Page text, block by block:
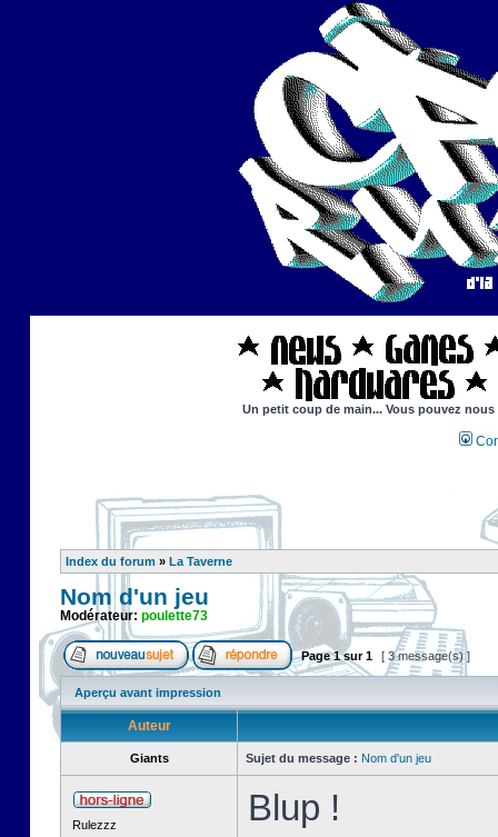
Un petit coup de main... Vous pouvez
Index du forum » La Taverne
Nom d'un jeu
Modérateur: poulette73
Page1sur1 [ 3 message(s) ]
Aperçu avant impression
Auteur
Giants Sujet du message : Nom d'un jeu
Rulezzz Blup !